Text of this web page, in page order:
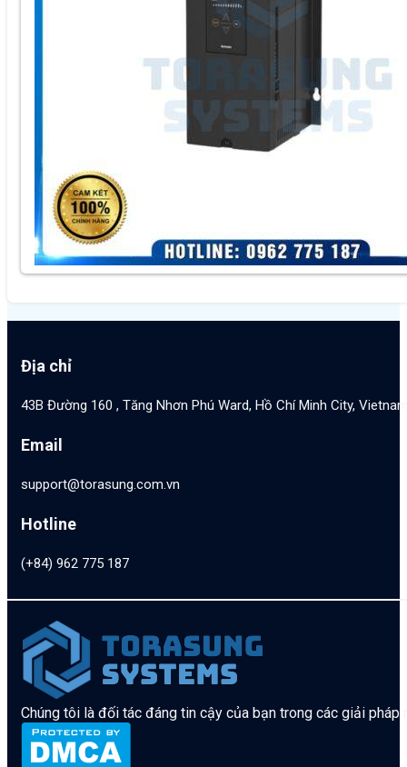
Địa chỉ
43B Đường 160 , Tăng Nhơn Phú Ward, Hồ Chí Minh City,
Email
support@torasung.com.vn
Hotline
(+84) 962 775 187
Chúng tôi là đối tác đáng tin cậy của bạn trong các giải pháp